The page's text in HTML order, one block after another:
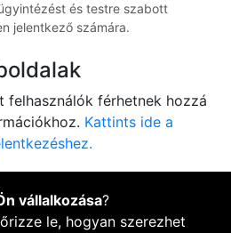
és testre szabott
jelentkező számára.
felhasználók férhetnek hozzá
Kattints ide a
vállalkozása?
le, hogyan szerezhet